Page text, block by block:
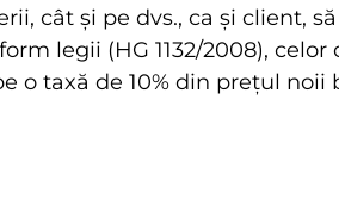
cât şi pe dvs., ca şi client,
legii (HG 1132/2008),
o taxă de 10% din preţul